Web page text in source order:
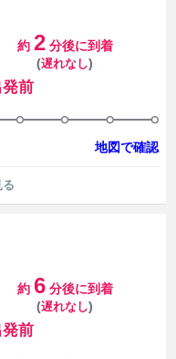
約 2分後に到着
(遅れなし)
前
地図で確認
る
約 6分後に到着
(遅れなし)
前